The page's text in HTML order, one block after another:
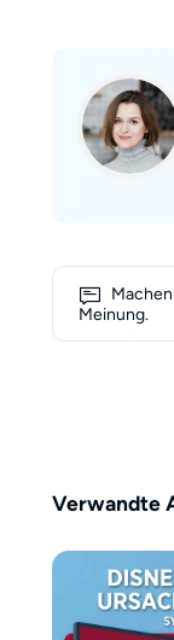
Meinung.
Verwandte